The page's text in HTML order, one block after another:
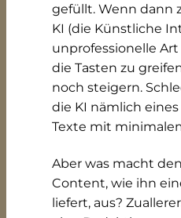
gefüllt. Wenn dann
KI (die Künstliche
unprofessionelle
die Tasten zu
noch steigern.
die KI nämlich
Texte mit
Aber was macht
Content, wie ihn
liefert, aus?